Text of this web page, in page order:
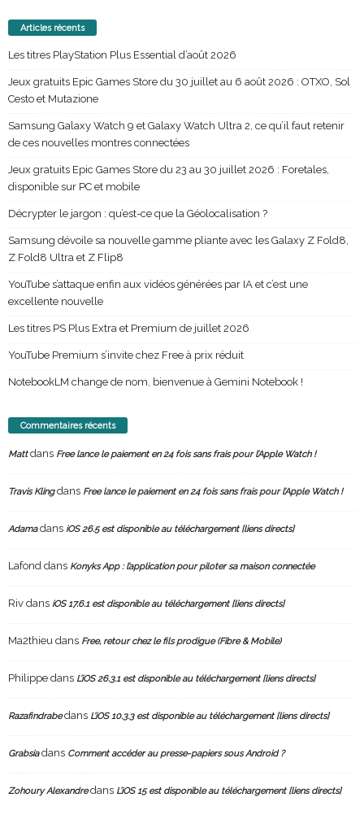
Articles récents
Les titres PlayStation Plus Essential d’août 2026
Jeux gratuits Epic Games Store du 30 juillet au 6 août 2026 : OTXO, Sol
Cesto et Mutazione
Samsung Galaxy Watch 9 et Galaxy Watch Ultra 2, ce qu’il faut retenir
de ces nouvelles montres connectées
Jeux gratuits Epic Games Store du 23 au 30 juillet 2026 : Foretales,
disponible sur PC et mobile
Décrypter le jargon : qu’est-ce que la Géolocalisation ?
Samsung dévoile sa nouvelle gamme pliante avec les Galaxy Z Fold8,
Z Fold8 Ultra et Z Flip8
YouTube s’attaque enfin aux vidéos générées par IA et c’est une
excellente nouvelle
Les titres PS Plus Extra et Premium de juillet 2026
YouTube Premium s’invite chez Free à prix réduit
NotebookLM change de nom, bienvenue à Gemini Notebook !
Commentaires récents
Mattdans Free lance le paiement en 24 fois sans frais pour l’Apple Watch !
Travis Klingdans Free lance le paiement en 24 fois sans frais pour l’Apple Watch !
Adamadans iOS 26.5 est disponible au téléchargement [liens directs]
Lafond dans Konyks App : l’application pour piloter sa maison connectée
Riv dans iOS 17.6.1 est disponible au téléchargement [liens directs]
Ma2thieu dans Free, retour chez le fils prodigue (Fibre & Mobile)
Philippe dans L’iOS 26.3.1 est disponible au téléchargement [liens directs]
Razafindrabedans L’iOS 10.3.3 est disponible au téléchargement [liens directs]
Grabsiadans Comment accéder au presse-papiers sous Android ?
Zohoury Alexandredans L’iOS 15 est disponible au téléchargement [liens directs]